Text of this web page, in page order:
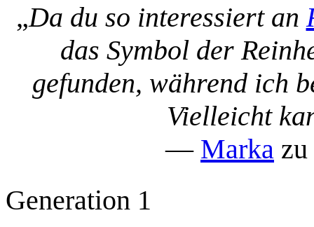
„Da du so interessiert an
das Symbol der
gefunden, während ich
Vielleicht
— Marka zu
Generation 1